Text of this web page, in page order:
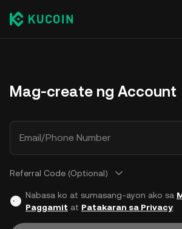
Mag-create ng Account
Email/Phone Number
Referral Code (Optional)
Nabasa ko at sumasang-ayon ako sa
Paggamit at Patakaran sa Privacy.